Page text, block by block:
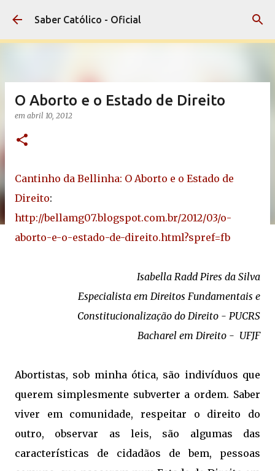
Pular para o conteúdo principal
Saber Católico - Oficial
O Aborto e o Estado de Direito
em abril 10, 2012
Cantinho da Bellinha: O Aborto e o Estado de
Direito:
http://bellamg07.blogspot.com.br/2012/03/o-
aborto-e-o-estado-de-direito.html?spref=fb
Isabella Radd Pires da Silva
Especialista em Direitos Fundamentais e
Constitucionalização do Direito - PUCRS
Bacharel em Direito - UFJF
Abortistas, sob minha ótica, são indivíduos que
querem simplesmente subverter a ordem. Saber
viver em comunidade, respeitar o direito do
outro, observar as leis, são algumas das
características de cidadãos de bem, pessoas